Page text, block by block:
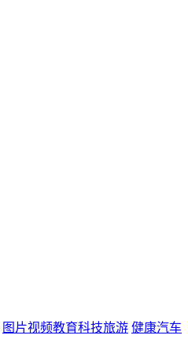
图片视频教育科技旅游 健康汽车